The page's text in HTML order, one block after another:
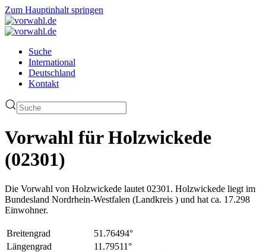
Zum Hauptinhalt springen
Suche
International
Deutschland
Kontakt
Vorwahl für Holzwickede
(02301)
Die Vorwahl von Holzwickede lautet 02301. Holzwickede liegt im
Bundesland Nordrhein-Westfalen (Landkreis ) und hat ca. 17.298
Einwohner.
Breitengrad
51.76494°
Längengrad
11.79511°